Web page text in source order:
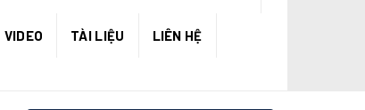
VIDEO TÀI LIỆU LIÊN HỆ